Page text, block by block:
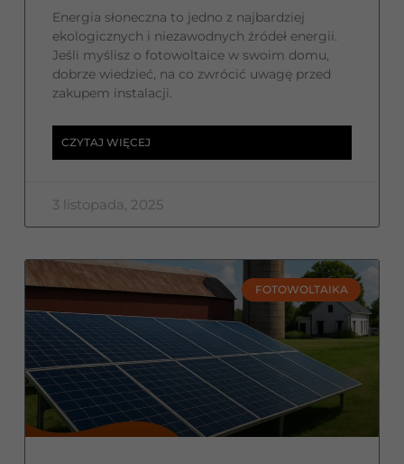
Energia słoneczna to jedno z najbardziej
ekologicznych i niezawodnych źródeł energii.
Jeśli myślisz o fotowoltaice w swoim domu,
dobrze wiedzieć, na co zwrócić uwagę przed
zakupem instalacji.
CZYTAJ WIĘCEJ
3 listopada, 2025
FOTOWOLTAIKA